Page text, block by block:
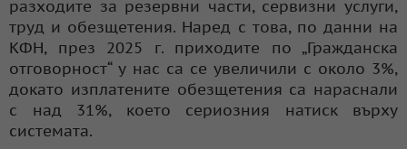
разходите за резервни части, сервизни услуги,
труд и обезщетения. Наред с това, по данни на
КФН, през 2025 г. приходите по „Гражданска
отговорност“ у нас са се увеличили с около 3%,
докато изплатените обезщетения са нараснали
с над 31%, което сериозния натиск върху
системата.